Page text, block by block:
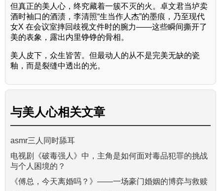
但真正的美人心，终究藏着一簇不灭的火。卓文君当垆卖
酒时袖口的酒渍，李清照“生当作人杰”的墨痕，乃至现代
女X 在会议室摔回歧视文件时的腕力——这些瞬间撕开了
美的表象，露出内里铮铮的骨相。
美人皮下，众生皆苦。但最动人的从不是完美无缺的瓷
釉，而是裂缝中透出的光。
与美人心相关文章
asmr三人同时舔耳
电视剧《破毒强人》中，主角是如何面对毒品犯罪的挑战
与个人困境的？
《傅总，今天离婚吗？》——一场豪门婚姻的博弈与救赎